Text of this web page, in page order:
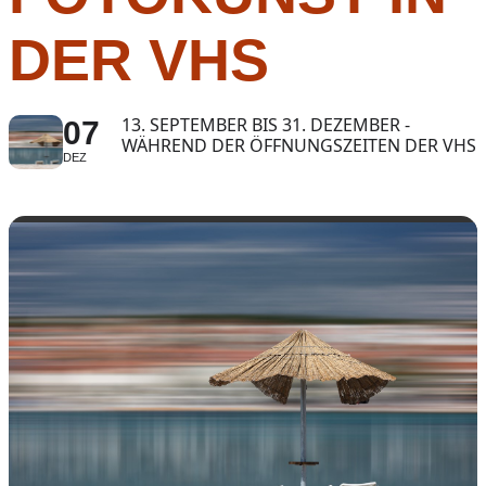
DER VHS
07
DEZ
13. SEPTEMBER BIS 31. DEZEMBER -
WÄHREND DER ÖFFNUNGSZEITEN DER VHS